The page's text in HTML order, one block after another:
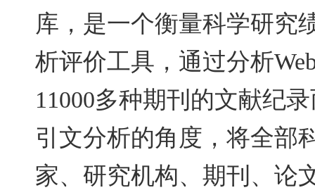
库，是一个衡量科学研究
析评价工具，通过分析
11000多种期刊的文献纪
引文分析的角度，将全部
家、研究机构、期刊、论